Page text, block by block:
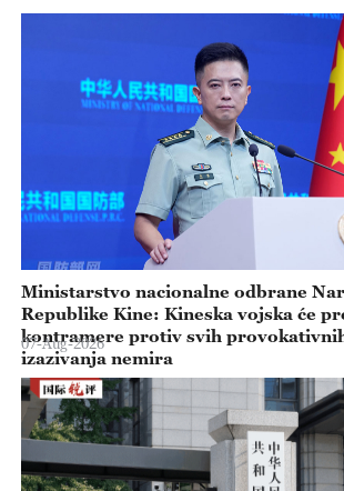
Ministarstvo nacionalne odbrane
Republike Kine: Kineska vojska će
kontramere protiv svih
izazivanja nemira
07-Aug-2026